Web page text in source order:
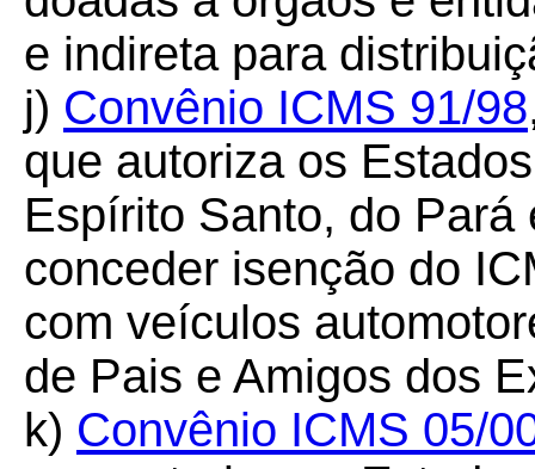
e indireta para
j) Convênio ICMS 91/98
que autoriza os
Espírito Santo, do
conceder isenção do
com veículos
de Pais e Amigos dos
k) Convênio ICMS 05/